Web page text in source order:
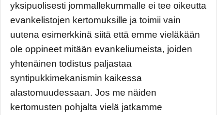
yksipuolisesti jommallekummalle ei tee oikeutta
evankelistojen kertomuksille ja toimii vain
uutena esimerkkinä siitä että emme vieläkään
ole oppineet mitään evankeliumeista, joiden
yhtenäinen todistus paljastaa
syntipukkimekanismin kaikessa
alastomuudessaan. Jos me näiden
kertomusten pohjalta vielä jatkamme